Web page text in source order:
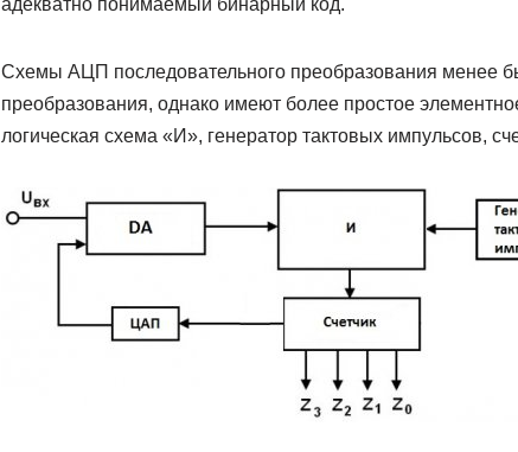
адекватно понимаемый бинарный код.
Схемы АЦП последовательного преобразования менее
преобразования, однако имеют более простое
логическая схема «И», генератор тактовых импульсов,